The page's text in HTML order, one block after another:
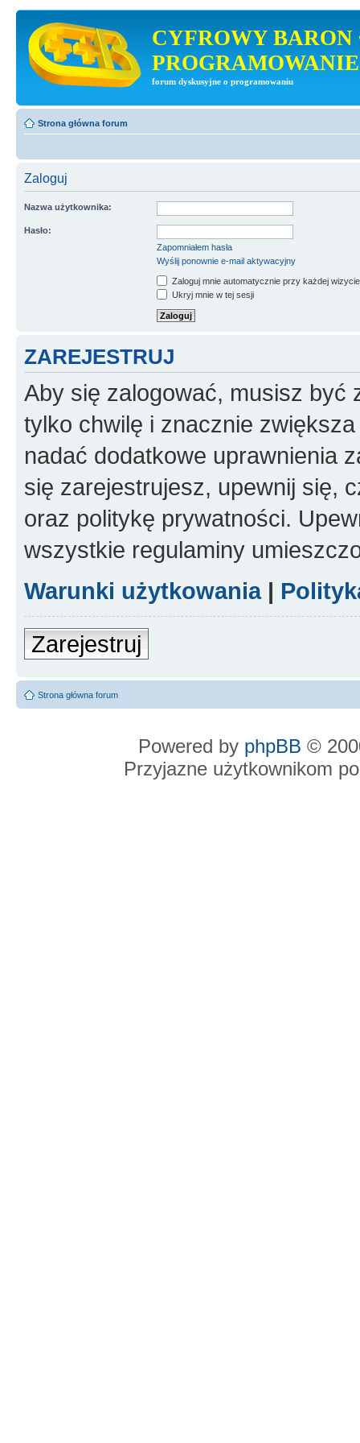
CYFROWY BARON
PROGRAMOWANIE
forum dyskusyjne o programowaniu
Strona główna forum
Zaloguj
Nazwa użytkownika:
Hasło:
Zapomniałem hasła
Wyślij ponownie e-mail aktywacyjny
Zaloguj mnie automatycznie przy każdej wizycie
Ukryj mnie w tej sesji
ZAREJESTRUJ
Aby się zalogować, musisz być
tylko chwilę i znacznie
nadać dodatkowe uprawnienia
się zarejestrujesz, upewnij się,
oraz politykę prywatności.
wszystkie regulaminy
Warunki użytkowania|
Zarejestruj
Strona główna forum
Powered by phpBB ©
Przyjazne użytkownikom